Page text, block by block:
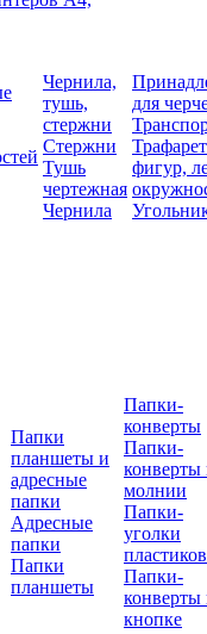
Чернила,
тушь,
стержни
Стержни
Тушь
чертежная
Чернила
для
фигур,
Папки
планшеты и
адресные
папки
Адресные
папки
Папки
планшеты
Папки-
конверты
Папки-
конверты
молнии
Папки-
уголки
Папки-
конверты
кнопке